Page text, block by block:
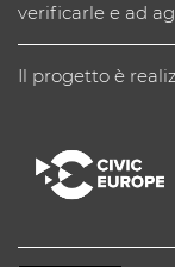
verificarle e ad
Il progetto è